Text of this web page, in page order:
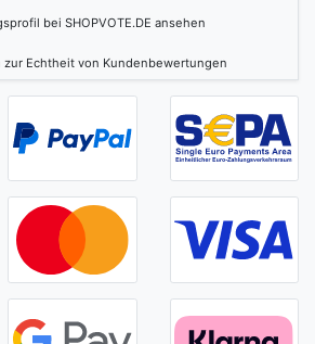
bei SHOPVOTE.DE ansehen
zur Echtheit von Kundenbewertungen